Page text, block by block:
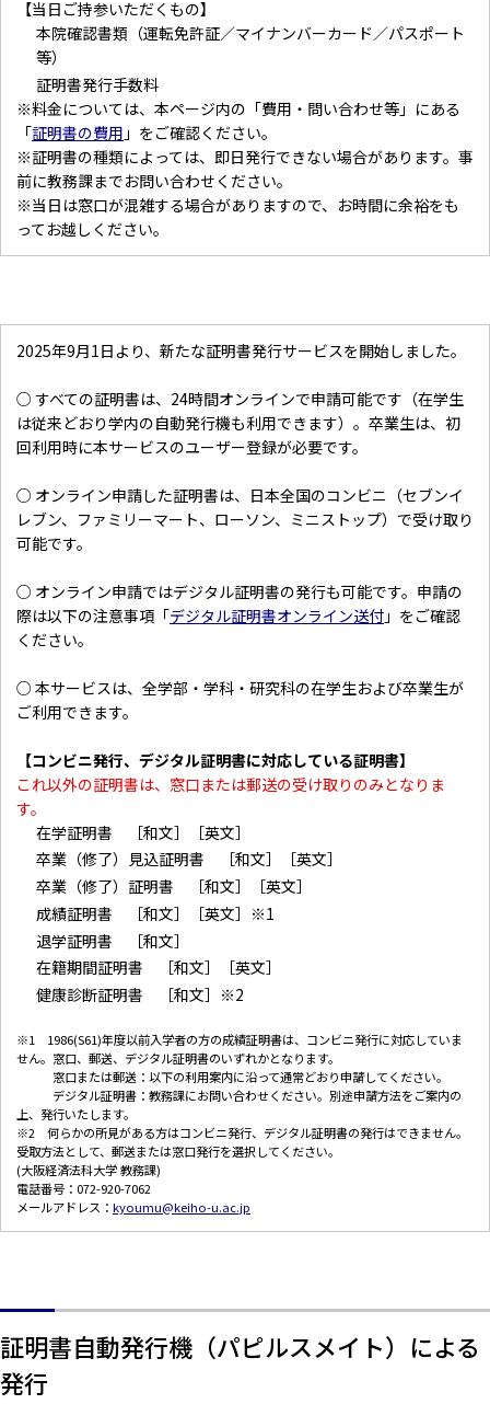
【当日ご持参いただくもの】
本院確認書類（運転免許証／マイナンバーカード／パスポート
等）
証明書発行手数料
※料金については、本ページ内の「費用・問い合わせ等」にある
「証明書の費用 」をご確認ください。
※証明書の種類によっては、即日発行できない場合があります。事
前に教務課までお問い合わせください。
※当日は窓口が混雑する場合がありますので、お時間に余裕をも
ってお越しください。
2025年9月1日より、新たな証明書発行サービスを開始しました。
○ すべての証明書は、24時間オンラインで申請可能です（在学生
は従来どおり学内の自動発行機も利用できます）。卒業生は、初
回利用時に本サービスのユーザー登録が必要です。
○ オンライン申請した証明書は、日本全国のコンビニ（セブンイ
レブン、ファミリーマート、ローソン、ミニストップ）で受け取り
可能です。
○ オンライン申請ではデジタル証明書の発行も可能です。申請の
際は以下の注意事項「デジタル証明書オンライン送付 」をご確認
ください。
○ 本サービスは、全学部・学科・研究科の在学生および卒業生が
ご利用できます。
【コンビニ発行、デジタル証明書に対応している証明書】
これ以外の証明書は、窓口または郵送の受け取りのみとなりま
す。
在学証明書 ［和文］［英文］
卒業（修了）見込証明書 ［和文］［英文］
卒業（修了）証明書 ［和文］［英文］
成績証明書 ［和文］［英文］※1
退学証明書 ［和文］
在籍期間証明書 ［和文］［英文］
健康診断証明書 ［和文］※2
※1 1986(S61)年度以前入学者の方の成績証明書は、コンビニ発行に対応していま
せん。窓口、郵送、デジタル証明書のいずれかとなります。
窓口または郵送：以下の利用案内に沿って通常どおり申請してください。
デジタル証明書：教務課にお問い合わせください。別途申請方法をご案内の
上、発行いたします。
※2 何らかの所見がある方はコンビニ発行、デジタル証明書の発行はできません。
受取方法として、郵送または窓口発行を選択してください。
(大阪経済法科大学 教務課)
電話番号：072-920-7062
メールアドレス： kyoumu@keiho-u.ac.jp
証明書自動発行機（パピルスメイト）による
発行